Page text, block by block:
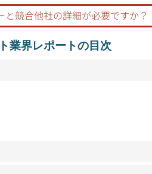
画像 ©
業界レポートの目次